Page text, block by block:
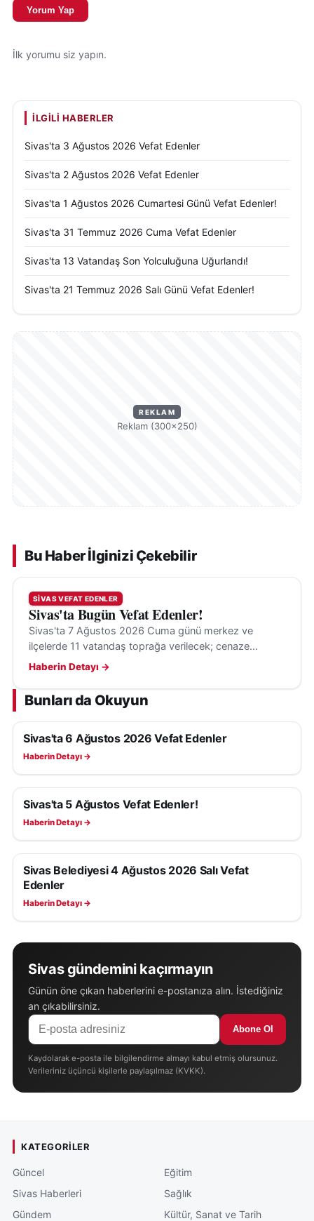
Yorum Yap
İlk yorumu siz yapın.
İLGILI HABERLER
Sivas'ta 3 Ağustos 2026 Vefat Edenler
Sivas'ta 2 Ağustos 2026 Vefat Edenler
Sivas'ta 1 Ağustos 2026 Cumartesi Günü Vefat Edenler!
Sivas'ta 31 Temmuz 2026 Cuma Vefat Edenler
Sivas'ta 13 Vatandaş Son Yolculuğuna Uğurlandı!
Sivas'ta 21 Temmuz 2026 Salı Günü Vefat Edenler!
REKLAM
Reklam (300×250)
Bu Haber İlginizi Çekebilir
SIVAS VEFAT EDENLER
Sivas'ta Bugün Vefat Edenler!
Sivas'ta 7 Ağustos 2026 Cuma günü merkez ve
ilçelerde 11 vatandaş toprağa verilecek; cenaze
namazı saatleri, defin yerleri ve taziye adresleri
Haberin Detayı →
Bunları da Okuyun
SIVAS VEFAT EDENLER
Sivas'ta 6 Ağustos 2026 Vefat Edenler
Haberin Detayı →
SIVAS VEFAT EDENLER
Sivas'ta 5 Ağustos Vefat Edenler!
Haberin Detayı →
SIVAS VEFAT EDENLER
Sivas Belediyesi 4 Ağustos 2026 Salı Vefat
Edenler
Haberin Detayı →
Sivas gündemini kaçırmayın
Günün öne çıkan haberlerini e-postanıza alın. İstediğiniz
an çıkabilirsiniz.
Abone Ol
Kaydolarak e-posta ile bilgilendirme almayı kabul etmiş olursunuz.
Verileriniz üçüncü kişilerle paylaşılmaz (KVKK).
KATEGORILER
Güncel
Sivas Haberleri
Gündem
Eğitim
Sağlık
Kültür, Sanat ve Tarih